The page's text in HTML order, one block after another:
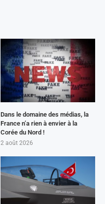
Dans le domaine des médias, la
France n’a rien à envier à la
Corée du Nord !
2 août 2026